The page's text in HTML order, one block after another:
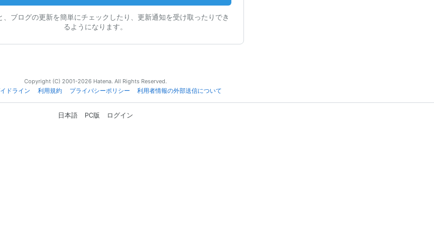
、ブログの更新を簡単にチェックしたり、更新通知を受け取ったりでき
るようになります。
Copyright (C) 2001-2026 Hatena. All Rights Reserved.
ドライン 利用規約 プライバシーポリシー 利用者情報の外部送信について
日本語 PC版 ログイン